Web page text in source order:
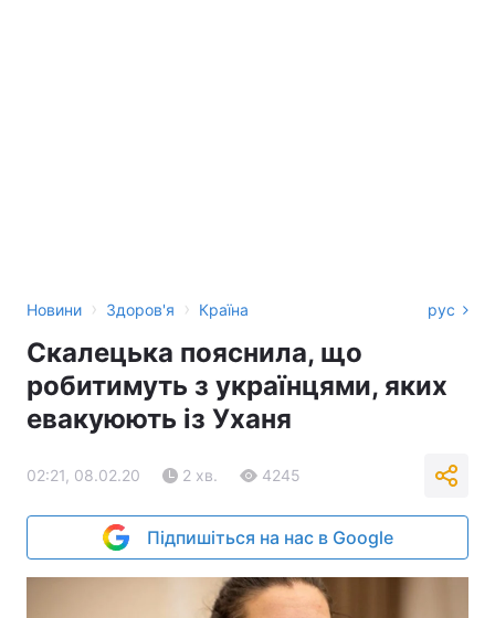
Новини › Здоров'я › Країна рус
Скалецька пояснила, що
робитимуть з українцями, яких
евакуюють із Уханя
02:21, 08.02.20 2 хв. 4245
Підпишіться на нас в Google